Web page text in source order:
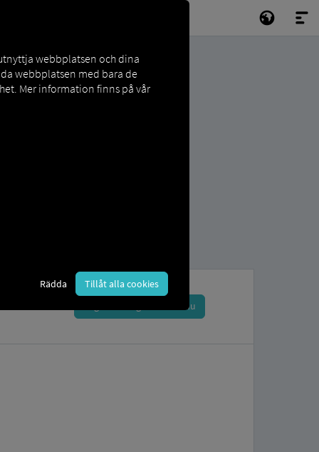
Registrera dig och boka nu
webbplatsen och dina
webbplatsen med bara de
Mer information finns på vår
Rädda Tillåt alla cookies